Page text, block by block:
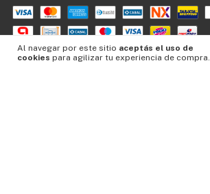
Al navegar por este sitio aceptás el uso de
cookies para agilizar tu experiencia de compra.
Medios de envío